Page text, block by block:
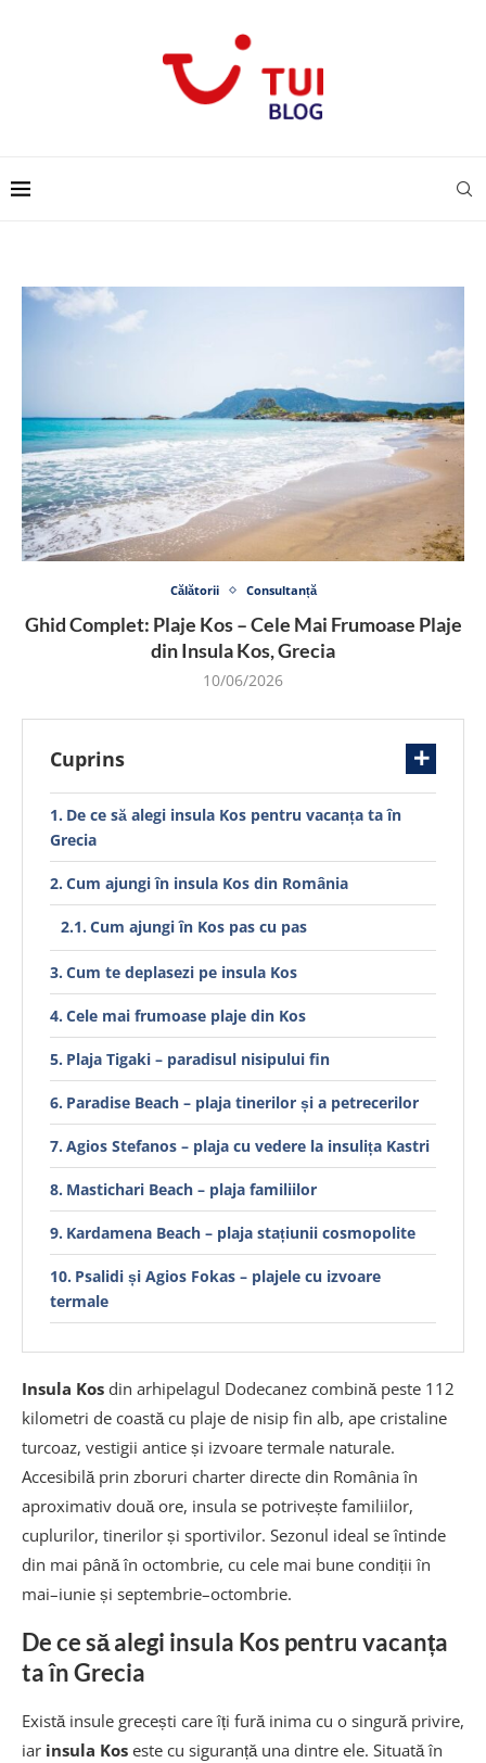
Călătorii Consultanță
Ghid Complet: Plaje Kos – Cele Mai Frumoase Plaje
din Insula Kos, Grecia
10/06/2026
Cuprins
De ce să alegi insula Kos pentru vacanța ta în
Grecia
Cum ajungi în insula Kos din România
Cum ajungi în Kos pas cu pas
Cum te deplasezi pe insula Kos
Cele mai frumoase plaje din Kos
Plaja Tigaki – paradisul nisipului fin
Paradise Beach – plaja tinerilor și a petrecerilor
Agios Stefanos – plaja cu vedere la insulița Kastri
Mastichari Beach – plaja familiilor
Kardamena Beach – plaja stațiunii cosmopolite
Psalidi și Agios Fokas – plajele cu izvoare
termale
Ce este Therma Beach?
Lambi Beach – plaja liniștită aproape de oraș
Marmari Beach – plaja vântului pentru
kitesurfing
Camel Beach – plaja exotică și izolată
Kefalos Beach – plajele din peninsula de sud-
vest
Plaja orașului Kos – comoditate în inima
capitalei
Insula Kos din arhipelagul Dodecanez combină peste 112
kilometri de coastă cu plaje de nisip fin alb, ape cristaline
turcoaz, vestigii antice și izvoare termale naturale.
Accesibilă prin zboruri charter directe din România în
aproximativ două ore, insula se potrivește familiilor,
cuplurilor, tinerilor și sportivilor. Sezonul ideal se întinde
din mai până în octombrie, cu cele mai bune condiții în
mai–iunie și septembrie–octombrie.
De ce să alegi insula Kos pentru vacanța
ta în Grecia
Există insule grecești care îți fură inima cu o singură privire,
iar insula Kos este cu siguranță una dintre ele. Situată în